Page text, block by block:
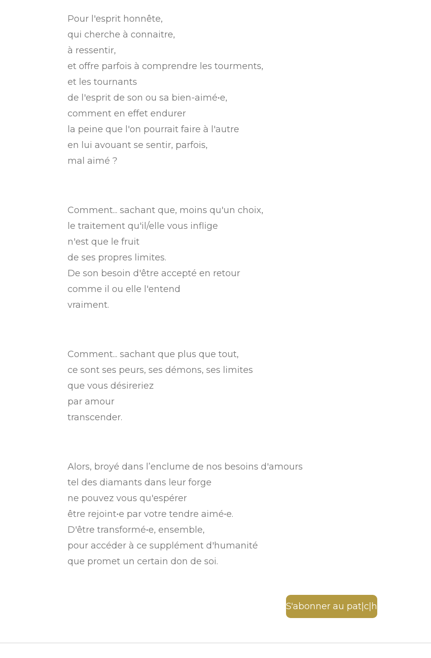
Pour l'esprit honnête,
qui cherche à connaitre,
à ressentir,
et offre parfois à comprendre les tourments,
et les tournants
de l'esprit de son ou sa bien-aimé•e,
comment en effet endurer
la peine que l'on pourrait faire à l'autre
en lui avouant se sentir, parfois,
mal aimé ?
Comment... sachant que, moins qu'un choix,
le traitement qu'il/elle vous inflige
n'est que le fruit
de ses propres limites.
De son besoin d'être accepté en retour
comme il ou elle l'entend
vraiment.
Comment... sachant que plus que tout,
ce sont ses peurs, ses démons, ses limites
que vous désireriez
par amour
transcender.
Alors, broyé dans l’enclume de nos besoins d'amours
tel des diamants dans leur forge
ne pouvez vous qu'espérer
être rejoint•e par votre tendre aimé•e.
D'être transformé•e, ensemble,
pour accéder à ce supplément d'humanité
que promet un certain don de soi.
S'abonner au pat|c|h